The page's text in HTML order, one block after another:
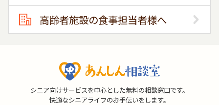
高齢者施設の食事担当者様へ
シニア向けサービスを中心とした無料の相談窓口です。
快適なシニアライフのお手伝いをします。